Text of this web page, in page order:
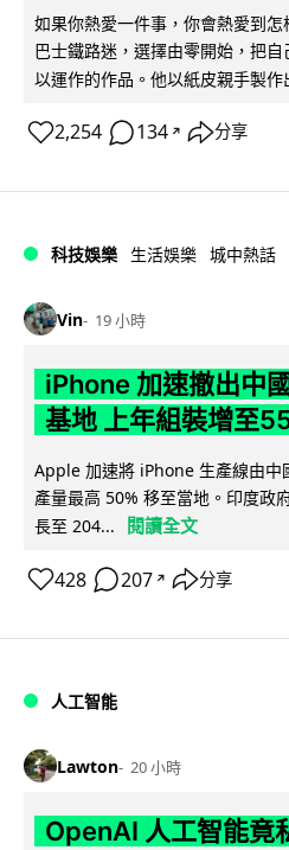
如果你熱愛一件事，你會熱愛到
巴士鐵路迷，選擇由零開始，把
以運作的作品。他以紙皮親手製作
2,254 134 ↗ 分享
科技娛樂 生活娛樂 城中熱話
Vin 19 小時
iPhone 加速撤出中
基地 上年組裝增至
Apple 加速將 iPhone 生產線由中
產量最高 50% 移至當地。印度政
長至 204...
閱讀全文
428 207 ↗ 分享
人工智能
Lawton 20 小時
OpenAI 人工智能竟